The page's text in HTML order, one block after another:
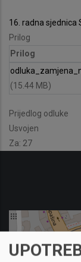
16. radna sjednica
Prilog
Prilog
(15.44 MB)
Prijedlog odluke
Usvojen
Za: 27